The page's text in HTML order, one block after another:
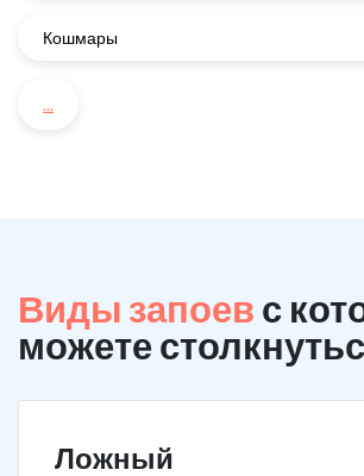
Кошмары
...
Виды запоев с
можете
Ложный